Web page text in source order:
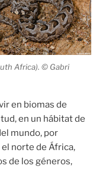
Africa). © Gabri
en biomas de
en un hábitat de
mundo, por
norte de África,
de los géneros,